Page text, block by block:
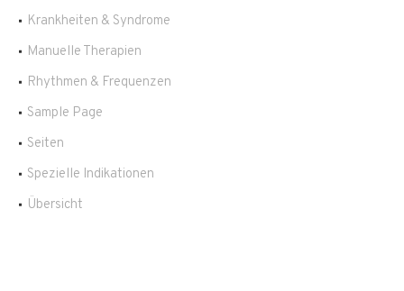
Krankheiten & Syndrome
Manuelle Therapien
Rhythmen & Frequenzen
Sample Page
Seiten
Spezielle Indikationen
Übersicht